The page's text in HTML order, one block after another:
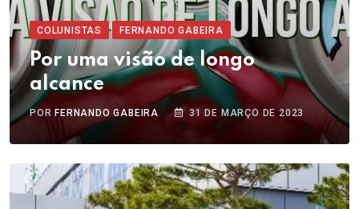
COLUNISTAS FERNANDO GABEIRA
Por uma visão de longo
alcance
PORFERNANDO GABEIRA 31 DE MARÇO DE 2023